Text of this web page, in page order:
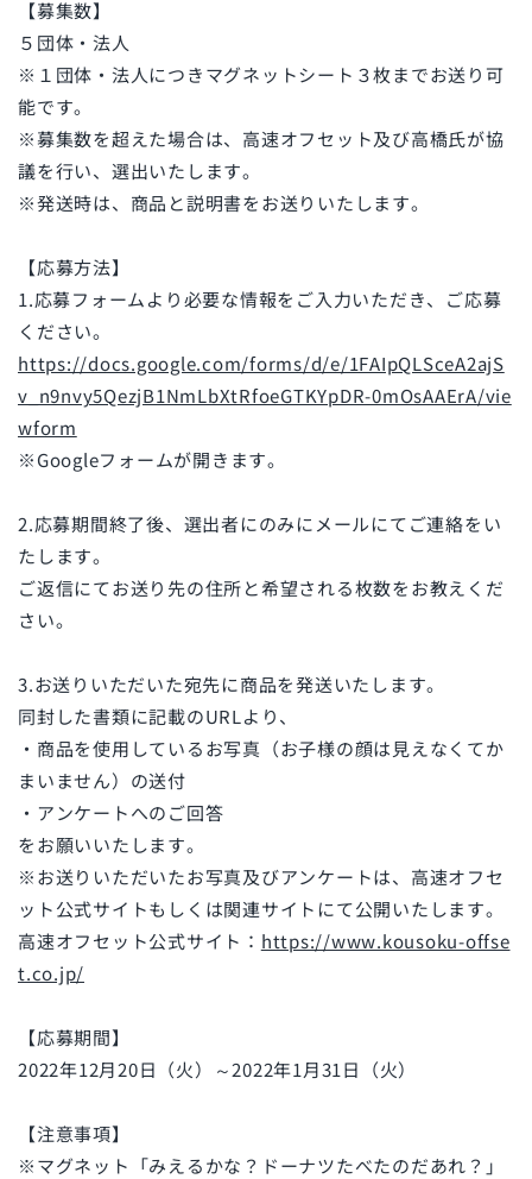
【募集数】
５団体・法人
※１団体・法人につきマグネットシート３枚までお送り可
能です。
※募集数を超えた場合は、高速オフセット及び高橋氏が協
議を行い、選出いたします。
※発送時は、商品と説明書をお送りいたします。
【応募方法】
1.応募フォームより必要な情報をご入力いただき、ご応募
ください。
https://docs.google.com/forms/d/e/1FAIpQLSceA2ajS
v_n9nvy5QezjB1NmLbXtRfoeGTKYpDR-0mOsAAErA/vie
wform
※Googleフォームが開きます。
2.応募期間終了後、選出者にのみにメールにてご連絡をい
たします。
ご返信にてお送り先の住所と希望される枚数をお教えくだ
さい。
3.お送りいただいた宛先に商品を発送いたします。
同封した書類に記載のURLより、
・商品を使用しているお写真（お子様の顔は見えなくてか
まいません）の送付
・アンケートへのご回答
をお願いいたします。
※お送りいただいたお写真及びアンケートは、高速オフセ
ット公式サイトもしくは関連サイトにて公開いたします。
高速オフセット公式サイト： https://www.kousoku-offse
t.co.jp/
【応募期間】
2022年12月20日（火）～2022年1月31日（火）
【注意事項】
※マグネット「みえるかな？ドーナツたべたのだあれ？」